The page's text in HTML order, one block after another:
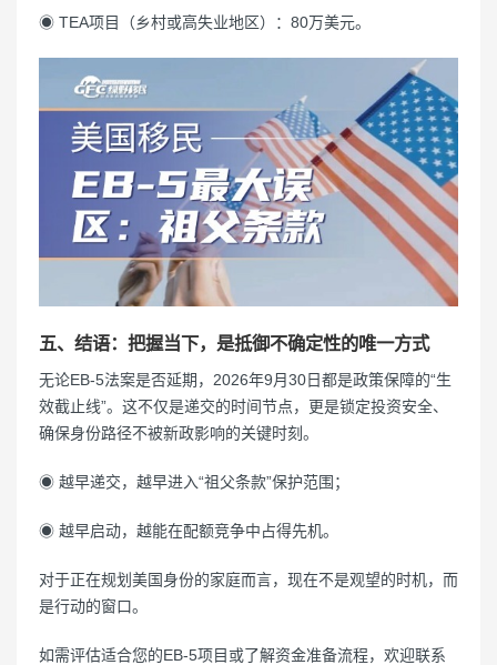
◉ TEA项目（乡村或高失业地区）：80万美元。
五、结语：把握当下，是抵御不确定性的唯一方式
无论EB-5法案是否延期，2026年9月30日都是政策保障的“生
效截止线”。这不仅是递交的时间节点，更是锁定投资安全、
确保身份路径不被新政影响的关键时刻。
◉ 越早递交，越早进入“祖父条款”保护范围；
◉ 越早启动，越能在配额竞争中占得先机。
对于正在规划美国身份的家庭而言，现在不是观望的时机，而
是行动的窗口。
如需评估适合您的EB-5项目或了解资金准备流程，欢迎联系